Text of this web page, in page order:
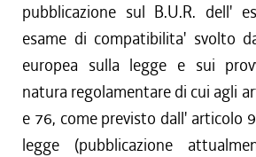
pubblicazione sul B.U.R. dell'
esame di compatibilita' svolto
europea sulla legge e sui
natura regolamentare di cui agli
e 76, come previsto dall' articolo
legge (pubblicazione